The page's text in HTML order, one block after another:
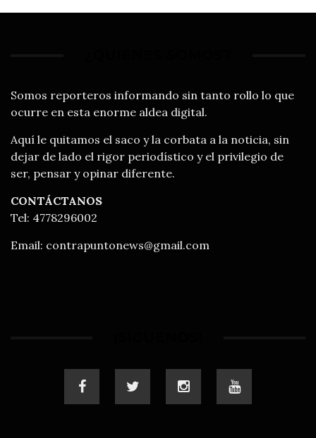
Somos reporteros informando sin tanto rollo lo que
ocurre en esta enorme aldea digital.
Aquí le quitamos el saco y la corbata a la noticia, sin
dejar de lado el rigor periodístico y el privilegio de
ser, pensar y opinar diferente.
CONTÁCTANOS
Tel: 4778296002
Email: contrapuntonews@gmail.com